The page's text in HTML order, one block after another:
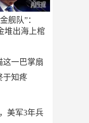
舰队”：
堆出海上棺
这一巴掌扇
于知疼
美军3年兵